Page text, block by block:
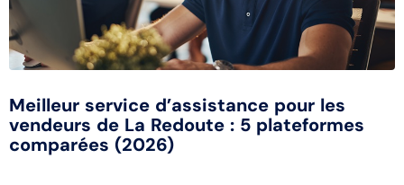
Meilleur service d’assistance pour les
vendeurs de La Redoute : 5 plateformes
comparées (2026)